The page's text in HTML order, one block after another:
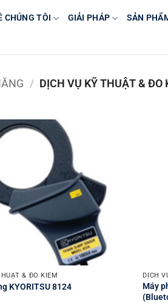
CHÚNG TÔI GIẢI PHÁP SẢN
/ DỊCH VỤ KỸ THUẬT & ĐO
& ĐO KIỂM
KYORITSU 8124
DỊCH
Máy